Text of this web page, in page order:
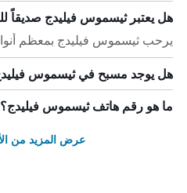
هل يعتبر ثيسموس فيليدج صديقاً
يرحب ثيسموس فيليدج بمعظم أنواع
هل يوجد مسبح في ثيسموس
ما هو رقم هاتف ثيسموس فيليدج؟
عرض المزيد من